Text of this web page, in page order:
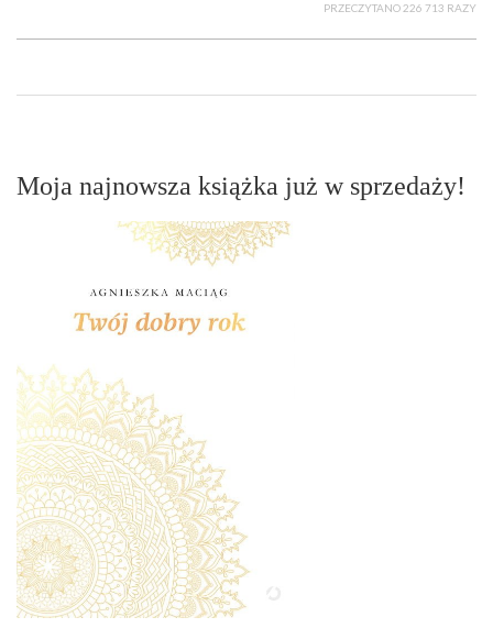
PRZECZYTANO 226 713 RAZY
Moja najnowsza książka już w sprzedaży!